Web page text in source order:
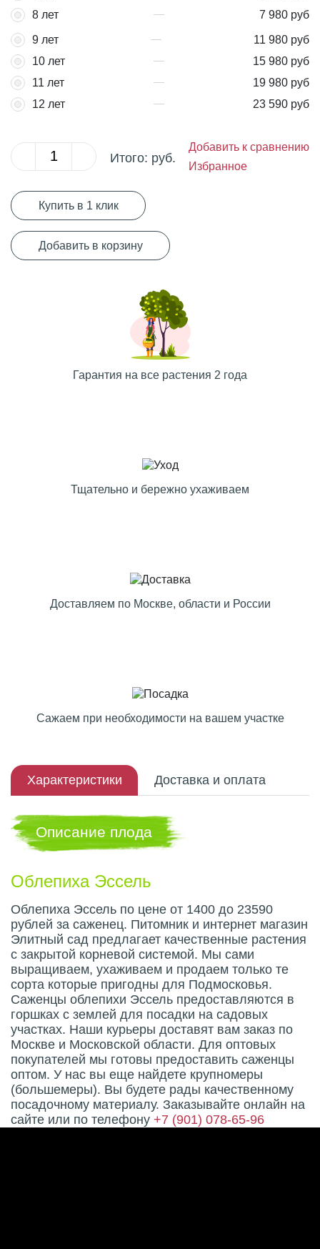
8 лет
7 980 руб
9 лет
11 980 руб
10 лет
15 980 руб
11 лет
19 980 руб
12 лет
23 590 руб
Итого: руб.
Добавить к сравнению
Избранное
Купить в 1 клик
Добавить в корзину
Гарантия на все растения 2 года
Тщательно и бережно ухаживаем
Доставляем по Москве, области и России
Сажаем при необходимости на вашем участке
Характеристики Доставка и оплата
Описание плода
Облепиха Эссель
Облепиха Эссель по цене от 1400 до 23590
рублей за саженец. Питомник и интернет магазин
Элитный сад предлагает качественные растения
с закрытой корневой системой. Мы сами
выращиваем, ухаживаем и продаем только те
сорта которые пригодны для Подмосковья.
Саженцы облепихи Эссель предоставляются в
горшках с землей для посадки на садовых
участках. Наши курьеры доставят вам заказ по
Москве и Московской области. Для оптовых
покупателей мы готовы предоставить саженцы
оптом. У нас вы еще найдете крупномеры
(большемеры). Вы будете рады качественному
посадочному материалу. Заказывайте онлайн на
сайте или по телефону +7 (901) 078-65-96